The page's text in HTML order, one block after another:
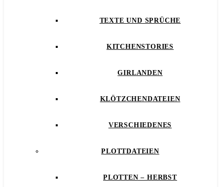
TEXTE UND SPRÜCHE
KITCHENSTORIES
GIRLANDEN
KLÖTZCHENDATEIEN
VERSCHIEDENES
PLOTTDATEIEN
PLOTTEN – HERBST